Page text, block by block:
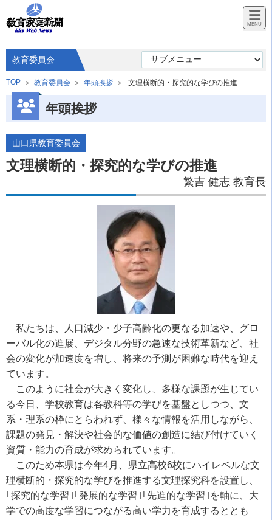
教育委員会
TOP 教育委員会 年頭挨拶 文理横断的・探究的な学びの推進
年頭挨拶
山口県教育委員会
文理横断的・探究的な学びの推進
繁吉 健志 教育長
私たちは、人口減少・少子高齢化の更なる加速や、グロ
ーバル化の進展、デジタル分野の急速な技術革新など、社
会の変化が加速度を増し、将来の予測が困難な時代を迎え
ています。
このように社会が大きく変化し、多様な課題が生じてい
る今日、学校教育は各教科等の学びを基盤としつつ、文
系・理系の枠にとらわれず、様々な情報を活用しながら、
課題の発見・解決や社会的な価値の創造に結び付けていく
資質・能力の育成が求められています。
このため本県は今年4月、県立高校6校にハイレベルな文
理横断的・探究的な学びを推進する文理探究科を設置し、
｢探究的な学習｣｢発展的な学習｣｢先進的な学習｣を軸に、大
学での高度な学習につながる高い学力を育成するととも